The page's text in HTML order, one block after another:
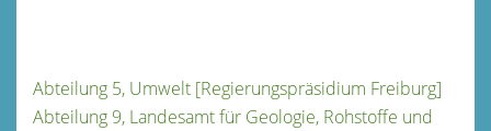
Abteilung 5, Umwelt [Regierungspräsidium Freiburg]
Abteilung 9, Landesamt für Geologie, Rohstoffe und